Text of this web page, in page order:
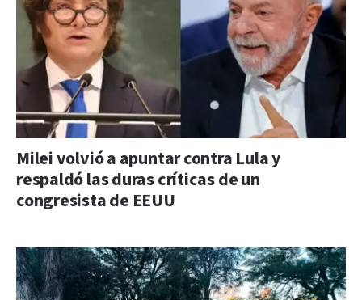
Milei volvió a apuntar contra Lula y
respaldó las duras críticas de un
congresista de EEUU